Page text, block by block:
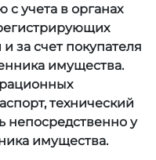
учета в органах
за счет покупателя
имущества.
технический
непосредственно у
имущества.